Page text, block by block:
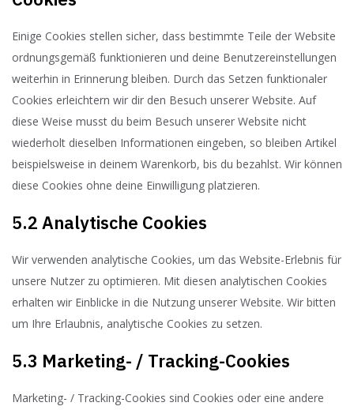
Einige Cookies stellen sicher, dass bestimmte Teile der Website
ordnungsgemäß funktionieren und deine Benutzereinstellungen
weiterhin in Erinnerung bleiben. Durch das Setzen funktionaler
Cookies erleichtern wir dir den Besuch unserer Website. Auf
diese Weise musst du beim Besuch unserer Website nicht
wiederholt dieselben Informationen eingeben, so bleiben Artikel
beispielsweise in deinem Warenkorb, bis du bezahlst. Wir können
diese Cookies ohne deine Einwilligung platzieren.
5.2 Analytische Cookies
Wir verwenden analytische Cookies, um das Website-Erlebnis für
unsere Nutzer zu optimieren. Mit diesen analytischen Cookies
erhalten wir Einblicke in die Nutzung unserer Website. Wir bitten
um Ihre Erlaubnis, analytische Cookies zu setzen.
5.3 Marketing- / Tracking-Cookies
Marketing- / Tracking-Cookies sind Cookies oder eine andere